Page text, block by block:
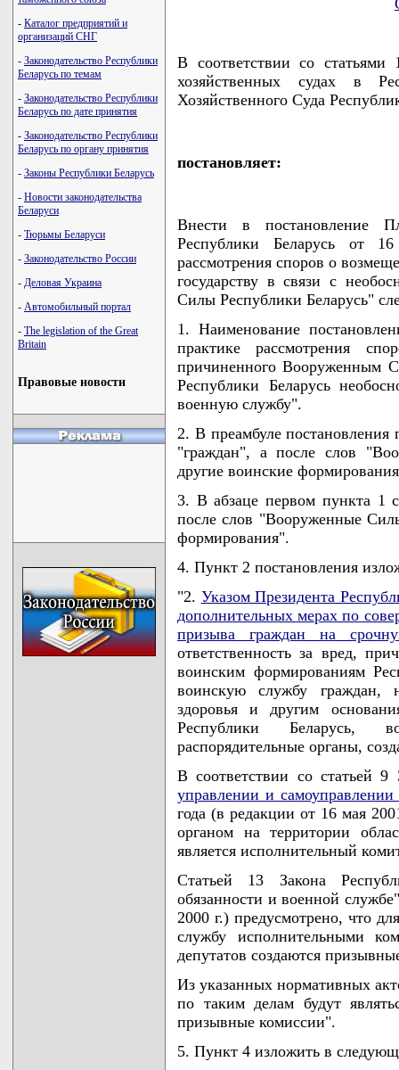
- Каталог предприятий и
организаций СНГ
- Законодательство Республики
Беларусь по темам
- Законодательство Республики
Беларусь по дате принятия
- Законодательство Республики
Беларусь по органу принятия
- Законы Республики Беларусь
- Новости законодательства
Беларуси
- Тюрьмы Беларуси
- Законодательство России
- Деловая Украина
- Автомобильный портал
- The legislation of the Great
Britain
Правовые новости
В соответствии со
хозяйственных судах в
Хозяйственного Суда
постановляет:
Внести в постановление
Республики Беларусь от
рассмотрения споров о
государству в связи с
Силы Республики Беларусь"
1. Наименование
практике рассмотрения
причиненного Вооруженным
Республики Беларусь
военную службу".
2. В преамбуле
"граждан", а после слов
другие воинские
3. В абзаце первом пункта 1
после слов "Вооруженные
формирования".
4. Пункт 2 постановления
"2. Указом Президента
дополнительных мерах по
призыва граждан на
ответственность за вред,
воинским формированиям
воинскую службу граждан,
здоровья и другим
Республики Беларусь,
распорядительные органы,
В соответствии со статьей 9
управлении и
года (в редакции от 16 мая
органом на территории
является исполнительный
Статьей 13 Закона
обязанности и военной
2000 г.) предусмотрено, что
службу исполнительными
депутатов создаются
Из указанных нормативных
по таким делам будут
призывные комиссии".
5. Пункт 4 изложить в